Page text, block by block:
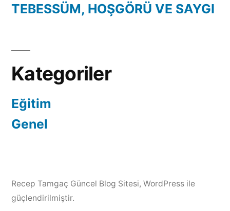
TEBESSÜM, HOŞGÖRÜ VE SAYGI
Kategoriler
Eğitim
Genel
Recep Tamgaç Güncel Blog Sitesi, WordPress ile
güçlendirilmiştir.